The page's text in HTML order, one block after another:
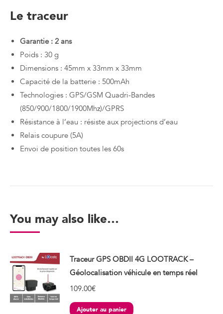
Le traceur
Garantie : 2 ans
Poids : 30 g
Dimensions : 45mm x 33mm x 33mm
Capacité de la batterie : 500mAh
Technologies : GPS/GSM Quadri-Bandes
(850/900/1800/1900Mhz)/GPRS
Résistance à l’eau : résiste aux projections d’eau
Relais coupure (5A)
Envoi de position toutes les 60s
You may also like…
Traceur GPS OBDII 4G LOOTRACK –
Géolocalisation véhicule en temps réel
109.00€
Ajouter au panier